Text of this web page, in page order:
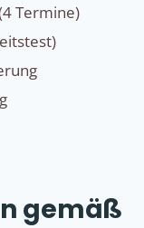
Termine)
gemäß